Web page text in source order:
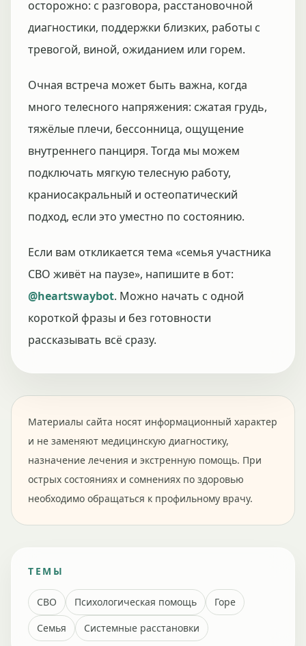
осторожно: с разговора, расстановочной
диагностики, поддержки близких, работы с
тревогой, виной, ожиданием или горем.
Очная встреча может быть важна, когда
много телесного напряжения: сжатая грудь,
тяжёлые плечи, бессонница, ощущение
внутреннего панциря. Тогда мы можем
подключать мягкую телесную работу,
краниосакральный и остеопатический
подход, если это уместно по состоянию.
Если вам откликается тема «семья участника
СВО живёт на паузе», напишите в бот:
@heartswaybot. Можно начать с одной
короткой фразы и без готовности
рассказывать всё сразу.
Материалы сайта носят информационный характер
и не заменяют медицинскую диагностику,
назначение лечения и экстренную помощь. При
острых состояниях и сомнениях по здоровью
необходимо обращаться к профильному врачу.
ТЕМЫ
СВО Психологическая помощь
Горе
Семья
Системные расстановки